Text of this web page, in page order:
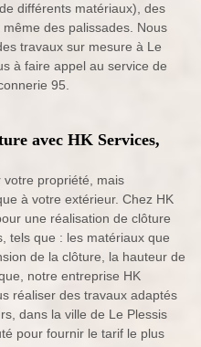
différents matériaux), des
des palissades. Nous
travaux sur mesure à Le
à faire appel au service de
95.
avec HK Services,
propriété, mais
à votre extérieur. Chez HK
une réalisation de clôture
tels que : les matériaux que
de la clôture, la hauteur de
notre entreprise HK
réaliser des travaux adaptés
dans la ville de Le Plessis
pour fournir le tarif le plus